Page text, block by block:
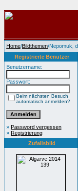
Home/Bildthemen/Nepomuk,
Registrierte Benutzer
Benutzername:
Passwort:
Beim nächsten Besuch
automatisch anmelden?
» Password vergessen
» Registrierung
Zufallsbild